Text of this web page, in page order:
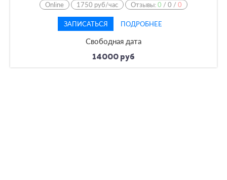
Online 1750 руб/час Отзывы:0 /0 /0
ЗАПИСАТЬСЯ ПОДРОБНЕЕ
Свободная дата
14000 руб